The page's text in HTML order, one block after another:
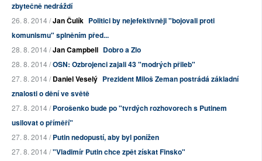
zbytečně nedráždí
26. 8. 2014 /Jan Čulík Politici by nejefektivněji "bojovali proti
komunismu" splněním před...
28. 8. 2014 /Jan Campbell Dobro a Zlo
28. 8. 2014 /OSN: Ozbrojenci zajali 43 "modrých přileb"
27. 8. 2014 /Daniel Veselý Prezident Miloš Zeman postrádá základní
znalosti o dění ve světě
27. 8. 2014 /Porošenko bude po "tvrdých rozhovorech s Putinem
usilovat o příměří"
27. 8. 2014 /Putin nedopustí, aby byl ponížen
27. 8. 2014 /"Vladimír Putin chce zpět získat Finsko"